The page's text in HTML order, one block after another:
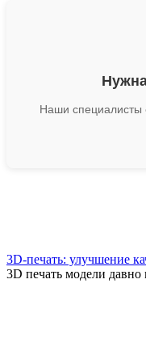
Наши специалисты
3D-печать: улучшение
3D печать модели